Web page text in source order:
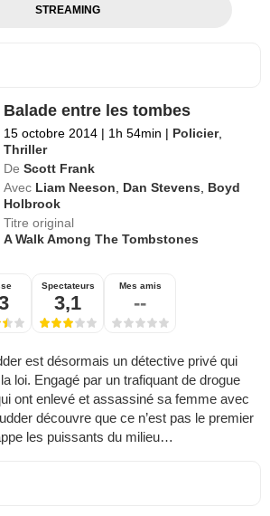
STREAMING
Balade entre les tombes
15 octobre 2014 | 1h 54min | Policier,
Thriller
De Scott Frank
Avec Liam Neeson, Dan Stevens, Boyd
Holbrook
Titre original
A Walk Among The Tombstones
Spectateurs
3,1
Mes amis
--
est désormais un détective privé qui
loi. Engagé par un trafiquant de drogue
ont enlevé et assassiné sa femme avec
découvre que ce n’est pas le premier
les puissants du milieu…